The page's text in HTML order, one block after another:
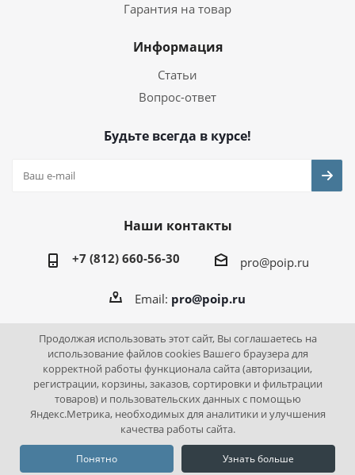
Гарантия на товар
Информация
Статьи
Вопрос-ответ
Будьте всегда в курсе!
Наши контакты
+7 (812) 660-56-30 pro@poip.ru
Email: pro@poip.ru
2026 © ПО "Инновационная промышленность"
Продолжая использовать этот сайт, Вы соглашаетесь на
использование файлов cookies Вашего браузера для
корректной работы функционала сайта (авторизации,
регистрации, корзины, заказов, сортировки и фильтрации
товаров) и пользовательских данных с помощью
Яндекс.Метрика, необходимых для аналитики и улучшения
качества работы сайта.
Понятно Узнать больше